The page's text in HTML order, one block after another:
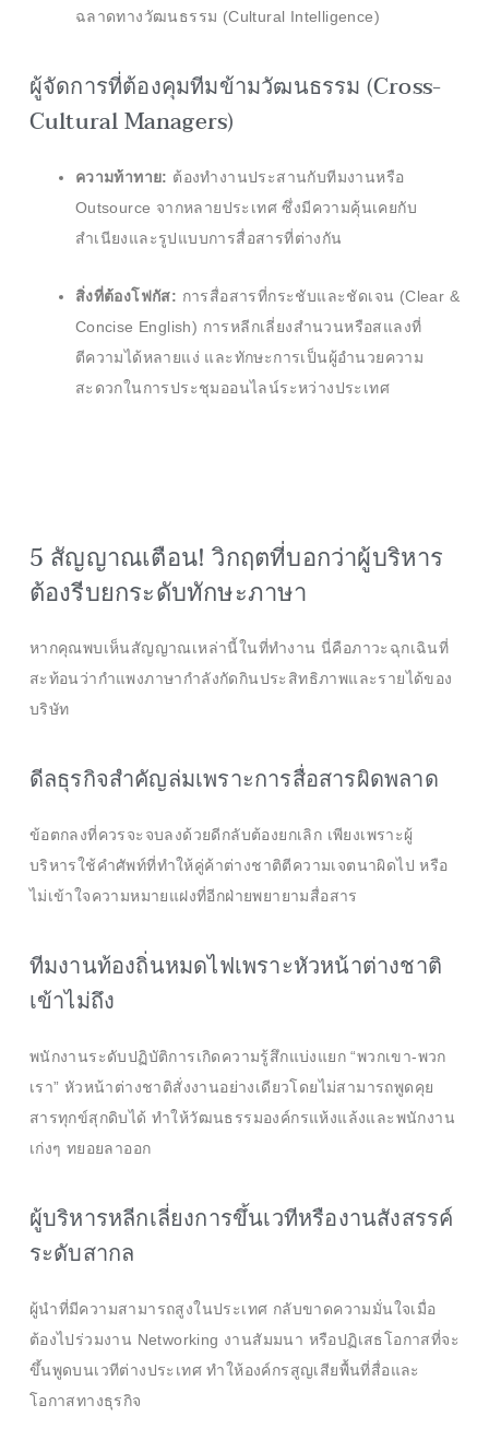
ฉลาดทางวัฒนธรรม (Cultural Intelligence)
ผู้จัดการที่ต้องคุมทีมข้ามวัฒนธรรม (Cross-
Cultural Managers)
ความท้าทาย: ต้องทำงานประสานกับทีมงานหรือ
Outsource จากหลายประเทศ ซึ่งมีความคุ้นเคยกับ
สำเนียงและรูปแบบการสื่อสารที่ต่างกัน
สิ่งที่ต้องโฟกัส: การสื่อสารที่กระชับและชัดเจน (Clear &
Concise English) การหลีกเลี่ยงสำนวนหรือสแลงที่
ตีความได้หลายแง่ และทักษะการเป็นผู้อำนวยความ
สะดวกในการประชุมออนไลน์ระหว่างประเทศ
5 สัญญาณเตือน! วิกฤตที่บอกว่าผู้บริหาร
ต้องรีบยกระดับทักษะภาษา
หากคุณพบเห็นสัญญาณเหล่านี้ในที่ทำงาน นี่คือภาวะฉุกเฉินที่
สะท้อนว่ากำแพงภาษากำลังกัดกินประสิทธิภาพและรายได้ของ
บริษัท
ดีลธุรกิจสำคัญล่มเพราะการสื่อสารผิดพลาด
ข้อตกลงที่ควรจะจบลงด้วยดีกลับต้องยกเลิก เพียงเพราะผู้
บริหารใช้คำศัพท์ที่ทำให้คู่ค้าต่างชาติตีความเจตนาผิดไป หรือ
ไม่เข้าใจความหมายแฝงที่อีกฝ่ายพยายามสื่อสาร
ทีมงานท้องถิ่นหมดไฟเพราะหัวหน้าต่างชาติ
เข้าไม่ถึง
พนักงานระดับปฏิบัติการเกิดความรู้สึกแบ่งแยก “พวกเขา-พวก
เรา” หัวหน้าต่างชาติสั่งงานอย่างเดียวโดยไม่สามารถพูดคุย
สารทุกข์สุกดิบได้ ทำให้วัฒนธรรมองค์กรแห้งแล้งและพนักงาน
เก่งๆ ทยอยลาออก
ผู้บริหารหลีกเลี่ยงการขึ้นเวทีหรืองานสังสรรค์
ระดับสากล
ผู้นำที่มีความสามารถสูงในประเทศ กลับขาดความมั่นใจเมื่อ
ต้องไปร่วมงาน Networking งานสัมมนา หรือปฏิเสธโอกาสที่จะ
ขึ้นพูดบนเวทีต่างประเทศ ทำให้องค์กรสูญเสียพื้นที่สื่อและ
โอกาสทางธุรกิจ